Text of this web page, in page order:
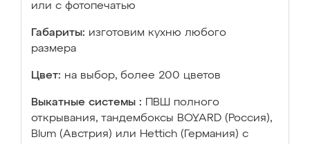
или с фотопечатью
Габариты: изготовим кухню любого
размера
Цвет: на выбор, более 200 цветов
Выкатные системы :
ПВШ полного
открывания, тандембоксы BOYARD (Россия),
Blum (Австрия) или Hettich (Германия) с